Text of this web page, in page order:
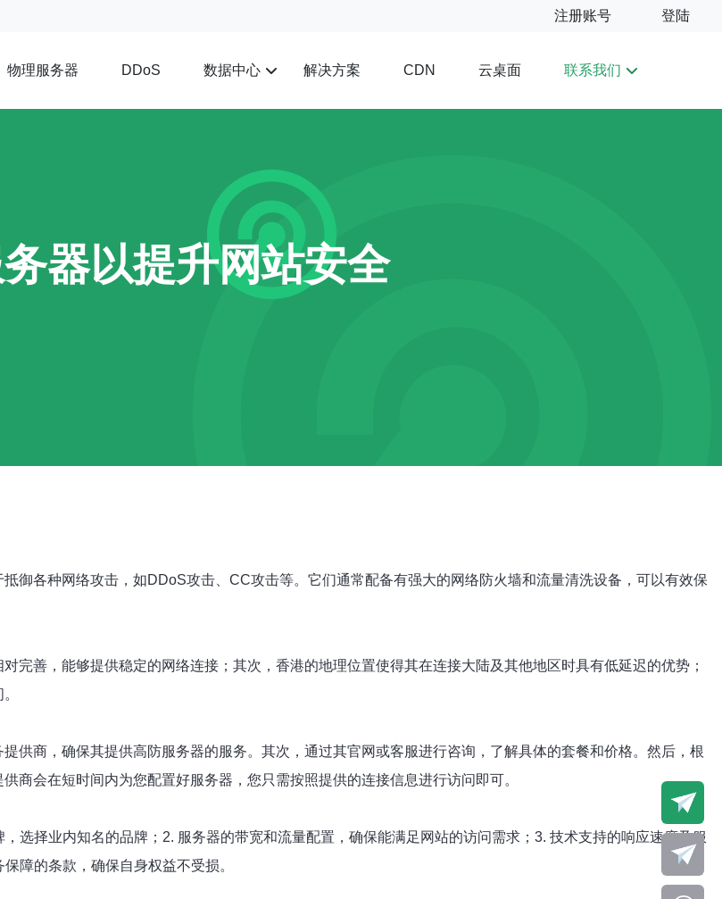
注册账号 登陆
物理服务器 DDoS 数据中心 解决方案 CDN 云桌面 联系我们
器以提升网站安全
御各种网络攻击，如DDoS攻击、CC攻击等。它们通常配备有强大的网络防火墙和流量清洗设备，可以有效保
完善，能够提供稳定的网络连接；其次，香港的地理位置使得其在连接大陆及其他地区时具有低延迟的优势；
供商，确保其提供高防服务器的服务。其次，通过其官网或客服进行咨询，了解具体的套餐和价格。然后，根
商会在短时间内为您配置好服务器，您只需按照提供的连接信息进行访问即可。
选择业内知名的品牌；2. 服务器的带宽和流量配置，确保能满足网站的访问需求；3. 技术支持的响应速度及服
障的条款，确保自身权益不受损。